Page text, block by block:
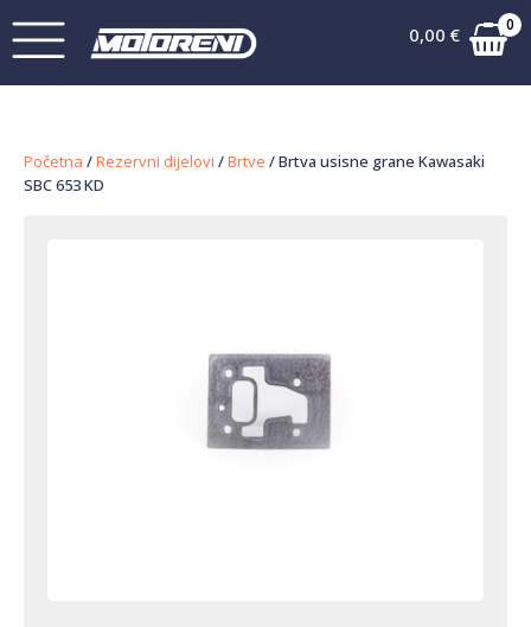
0,00 € 0
Početna /Rezervni dijelovi /Brtve / Brtva usisne grane Kawasaki
SBC 653 KD